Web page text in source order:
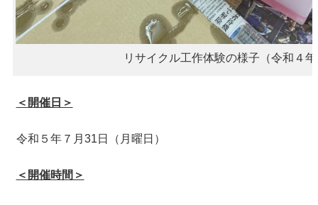
リサイクル工作体験の様子（令和４
＜開催日＞
令和５年７月31日（月曜日）
＜開催時間＞